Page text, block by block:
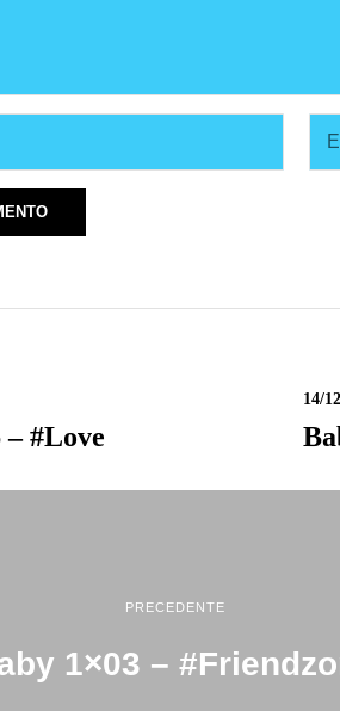
– #Love
14/
PRECEDENTE
1×03 –